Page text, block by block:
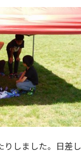
りしました。日差し